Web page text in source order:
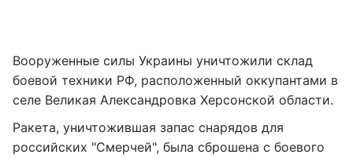
Вооруженные силы Украины уничтожили склад
боевой техники РФ, расположенный оккупантами в
селе Великая Александровка Херсонской области.
Ракета, уничтожившая запас снарядов для
российских "Смерчей", была сброшена с боевого